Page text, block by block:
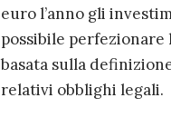
euro l’anno gli
possibile perfezionare
basata sulla
relativi obblighi legali.